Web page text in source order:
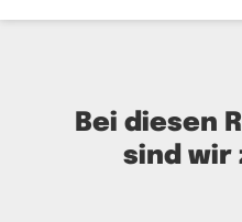
Bei diesen
sind wir